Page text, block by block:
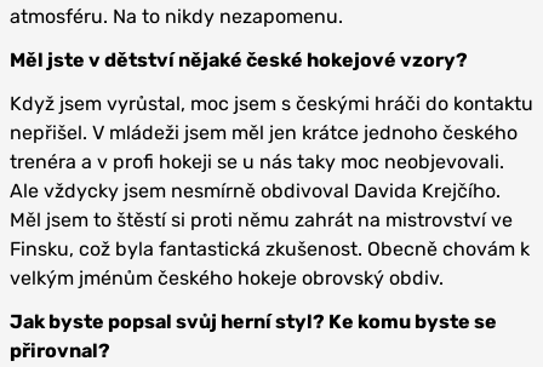
atmosféru. Na to nikdy nezapomenu.
Měl jste v dětství nějaké české hokejové vzory?
Když jsem vyrůstal, moc jsem s českými hráči do kontaktu
nepřišel. V mládeži jsem měl jen krátce jednoho českého
trenéra a v profi hokeji se u nás taky moc neobjevovali.
Ale vždycky jsem nesmírně obdivoval Davida Krejčího.
Měl jsem to štěstí si proti němu zahrát na mistrovství ve
Finsku, což byla fantastická zkušenost. Obecně chovám k
velkým jménům českého hokeje obrovský obdiv.
Jak byste popsal svůj herní styl? Ke komu byste se
přirovnal?